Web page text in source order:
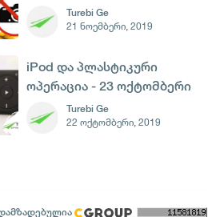
იკრძალება
Turebi Ge
21 ნოემბერი, 2019
iPod და პლასტიკური
ოპერაცია - 23 ოქტომბერი
Turebi Ge
22 ოქტომბერი, 2019